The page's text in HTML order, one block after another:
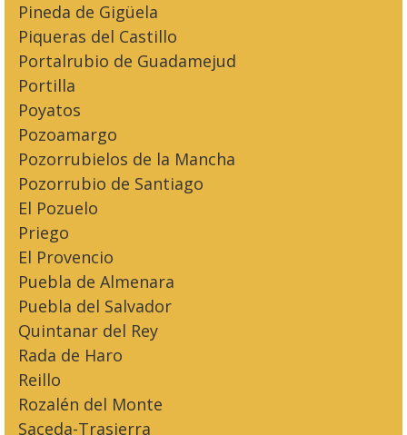
Pineda de Gigüela
Piqueras del Castillo
Portalrubio de Guadamejud
Portilla
Poyatos
Pozoamargo
Pozorrubielos de la Mancha
Pozorrubio de Santiago
El Pozuelo
Priego
El Provencio
Puebla de Almenara
Puebla del Salvador
Quintanar del Rey
Rada de Haro
Reillo
Rozalén del Monte
Saceda-Trasierra